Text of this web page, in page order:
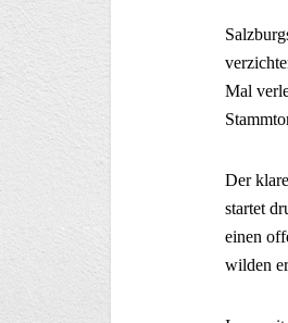
Mal
Der
startet
einen
wilden